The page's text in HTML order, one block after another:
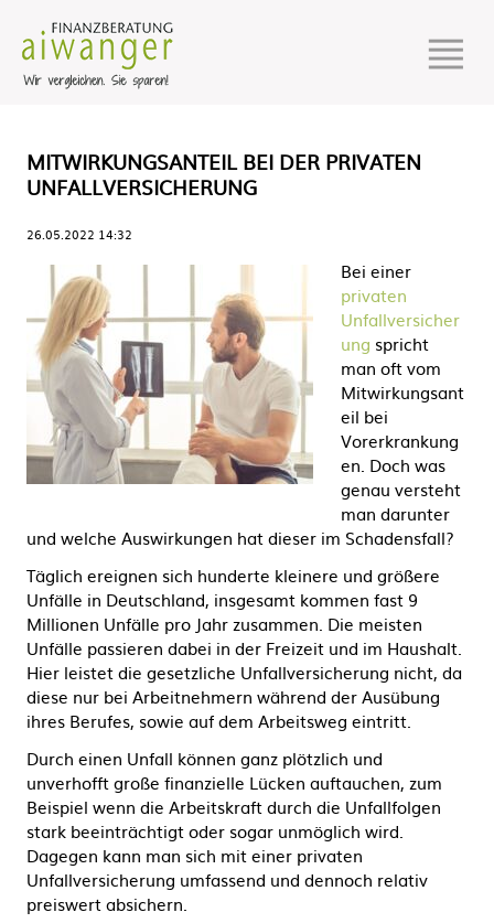
MITWIRKUNGSANTEIL BEI DER PRIVATEN
UNFALLVERSICHERUNG
26.05.2022 14:32
Bei einer
privaten
Unfallversicher
ung spricht
man oft vom
Mitwirkungsant
eil bei
Vorerkrankung
en. Doch was
genau versteht
man darunter
und welche Auswirkungen hat dieser im Schadensfall?
Täglich ereignen sich hunderte kleinere und größere
Unfälle in Deutschland, insgesamt kommen fast 9
Millionen Unfälle pro Jahr zusammen. Die meisten
Unfälle passieren dabei in der Freizeit und im Haushalt.
Hier leistet die gesetzliche Unfallversicherung nicht, da
diese nur bei Arbeitnehmern während der Ausübung
ihres Berufes, sowie auf dem Arbeitsweg eintritt.
Durch einen Unfall können ganz plötzlich und
unverhofft große finanzielle Lücken auftauchen, zum
Beispiel wenn die Arbeitskraft durch die Unfallfolgen
stark beeinträchtigt oder sogar unmöglich wird.
Dagegen kann man sich mit einer privaten
Unfallversicherung umfassend und dennoch relativ
preiswert absichern.